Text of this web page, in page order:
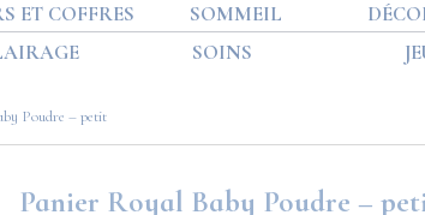
ET COFFRES SOMMEIL
SOINS
Poudre – petit
Panier Royal Baby Poudre –